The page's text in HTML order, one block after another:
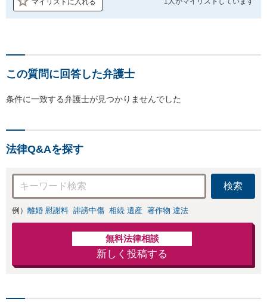
この質問に回答した弁護士
条件に一致する弁護士が見つかりませんでした
法律Q&Aを探す
検索
例） 離婚 慰謝料 誹謗中傷 相続 遺産 著作物 違法
無料法律相談
新しく投稿する